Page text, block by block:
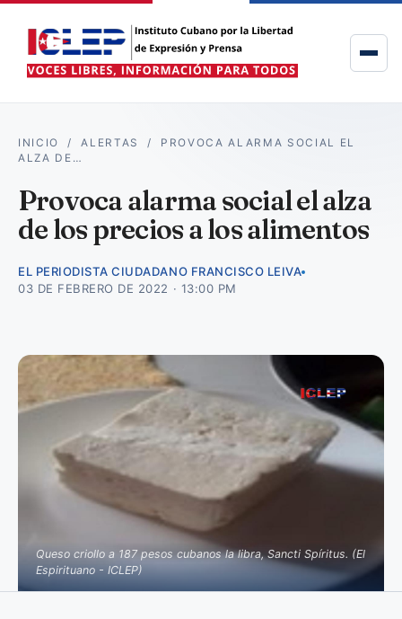
INICIO /ALERTAS / PROVOCA ALARMA SOCIAL EL
ALZA DE…
Provoca alarma social el alza
de los precios a los alimentos
EL PERIODISTA CIUDADANO FRANCISCO LEIVA
03 DE FEBRERO DE 2022 · 13:00 PM
Queso criollo a 187 pesos cubanos la libra, Sancti Spíritus. (El
Espirituano - ICLEP)